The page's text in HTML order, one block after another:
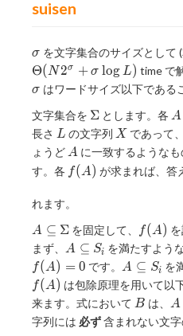
suisen
\sigma
σ を文字集合のサイズとして
Θ(N2σ + σ log L) time で
σ はワードサイズ以下である
文字集合を \Sigma
Σ とします。各 A
A
長さ L
L の文字列 X
X であって、
ょうど A
A に一致するような
す。各 f(A)
f(A) が求まれば、答
れます。
A\subseteq
\Sigma
A ⊆ Σ を固定して、 f(A)
f(A)
まず、
A\subseteq
S _ i
A ⊆ Si を満たすよう
f(A) = 0 です。
A
\subseteq
S _ i
A ⊆ Si を
f(A) は包除原理を用いて以
来ます。式において B
B は、 A
A
字列には 必ず含まれない文字